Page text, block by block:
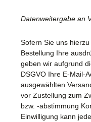
Datenweitergabe an
Sofern Sie uns
Bestellung Ihre
geben wir aufgrund
DSGVO Ihre E-Mail-
ausgewählten
vor Zustellung zum
bzw. -abstimmung
Einwilligung kann